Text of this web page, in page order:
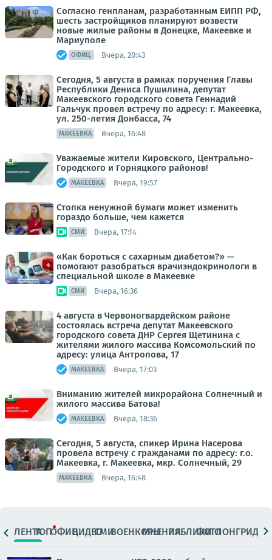
Согласно генпланам, разработанным ЕИПП РФ,
шесть застройщиков планируют возвести
новые жилые районы в Донецке, Макеевке и
Мариуполе
ОФИЦ. Вчера, 20:43
Сегодня, 5 августа в рамках поручения Главы
Республики Дениса Пушилина, депутат
Макеевского городского совета Геннадий
Гальчук провел встречу по адресу: г. Макеевка,
ул. 250-летия Донбасса, 74
МАКЕЕВКА Вчера, 16:48
Уважаемые жители Кировского, Центрально-
Городского и Горняцкого районов!
МАКЕЕВКА Вчера, 19:57
Стопка ненужной бумаги может изменить
гораздо больше, чем кажется
СМИ Вчера, 17:14
«Как бороться с сахарным диабетом?» —
помогают разобраться врачиэндокринологи в
специальной школе в Макеевке
СМИ Вчера, 16:36
4 августа в Червоногвардейском районе
состоялась встреча депутат Макеевского
городского совета ДНР Сергея Щетинина с
жителями жилого массива Комсомольский по
адресу: улица Антропова, 17
МАКЕЕВКА Вчера, 17:03
Вниманию жителей микрорайона Солнечный и
жилого массива Батова!
МАКЕЕВКА Вчера, 18:36
Сегодня, 5 августа, спикер Ирина Насерова
провела встречу с гражданами по адресу: г.о.
Макеевка, г. Макеевка, мкр. Солнечный, 29
МАКЕЕВКА Вчера, 16:48
ЛЕНТАТОПОФИЦ.ВИДЕОСМИВОЕНКОРЫМНЕНИЯПАБЛИКИ
ФОТОЛОНГРИДЫ